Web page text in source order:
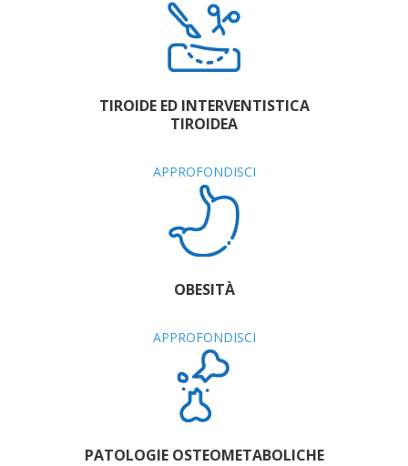
TIROIDE ED INTERVENTISTICA
TIROIDEA
APPROFONDISCI
OBESITÀ
APPROFONDISCI
PATOLOGIE OSTEOMETABOLICHE